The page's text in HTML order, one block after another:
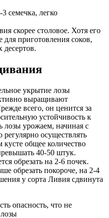
семечка, легко
скорее столовое. Хотя его
приготовления соков,
десертов.
укрытие лозы
выращивают
всего, он ценится за
устойчивость к
лозы урожаем, начиная с
регулярно осуществлять
общее количество
40-50 штук.
обрезать на 2-6 почек.
обрезать покороче, на 2-4
у сорта Ливия сдвинута